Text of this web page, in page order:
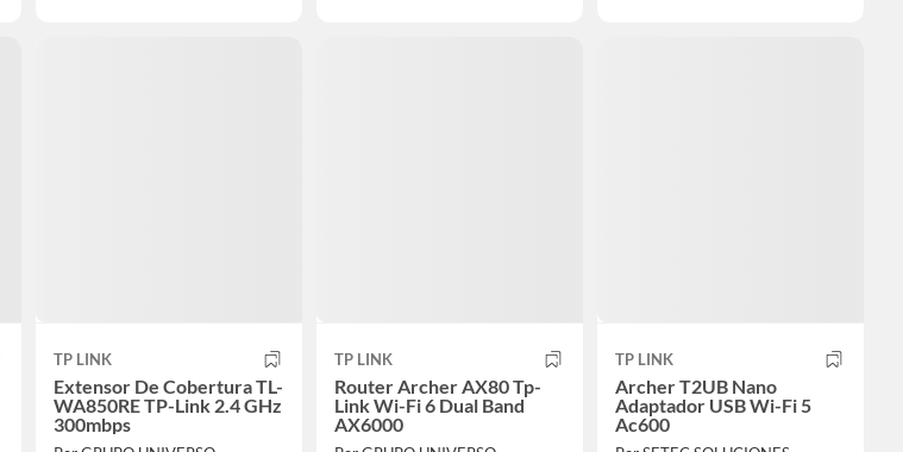
TP LINK
Extensor De Cobertura TL-
WA850RE TP-Link 2.4 GHz
300mbps
TP LINK
Router Archer AX80 Tp-
Link Wi-Fi 6 Dual Band
AX6000
TP LINK
Archer T2UB Nano
Adaptador USB Wi-Fi 5
Ac600